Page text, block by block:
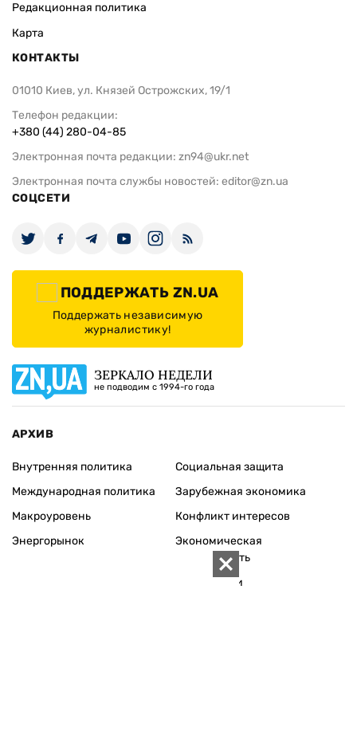
Редакционная политика
Карта
КОНТАКТЫ
01010 Киев, ул. Князей Острожских, 19/1
Телефон редакции:
+380 (44) 280-04-85
Электронная почта редакции: zn94@ukr.net
Электронная почта службы новостей: editor@zn.ua
СОЦСЕТИ
ПОДДЕРЖАТЬ ZN.UA
Поддержать независимую
журналистику!
ЗЕРКАЛО НЕДЕЛИ
не подводим с 1994-го года
АРХИВ
Внутренняя политика
Международная политика
Макроуровень
Энергорынок
Социальная защита
Зарубежная экономика
Конфликт интересов
Экономическая
безопасность
Персоналии